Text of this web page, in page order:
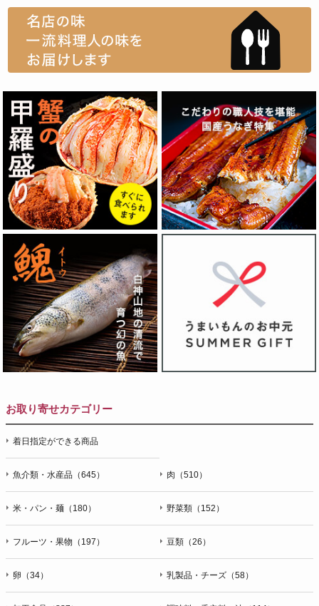
お取り寄せカテゴリー
着日指定ができる商品
魚介類・水産品（645） 肉（510）
米・パン・麺（180） 野菜類（152）
フルーツ・果物（197） 豆類（26）
卵（34） 乳製品・チーズ（58）